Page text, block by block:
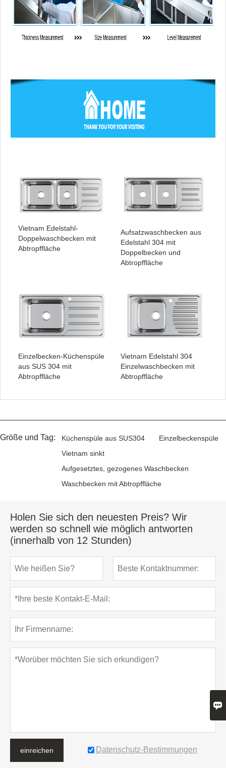
Vietnam Edelstahl-
Doppelwaschbecken mit
Abtropffläche
Aufsatzwaschbecken aus
Edelstahl 304 mit
Doppelbecken und
Abtropffläche
Einzelbecken-Küchenspüle
aus SUS 304 mit
Abtropffläche
Vietnam Edelstahl 304
Einzelwaschbecken mit
Abtropffläche
Größe und Tag: Küchenspüle aus SUS304
Einzelbeckenspüle
Vietnam sinkt
Aufgesetztes, gezogenes Waschbecken
Waschbecken mit Abtropffläche
Holen Sie sich den neuesten Preis? Wir
werden so schnell wie möglich antworten
(innerhalb von 12 Stunden)
einreichen Datenschutz-Bestimmungen
